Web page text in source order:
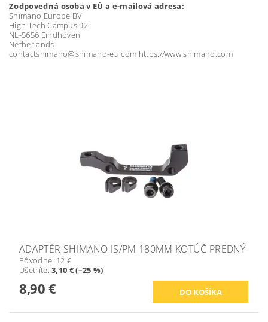
Zodpovedná osoba v EÚ a e-mailová adresa:
Shimano Europe BV
High Tech Campus 92
NL-5656 Eindhoven
Netherlands
contactshimano@shimano-eu.com https://www.shimano.com
ADAPTÉR SHIMANO IS/PM 180MM KOTÚČ PREDNÝ
Pôvodne: 12 €
Ušetríte:3,10 € (–25 %)
8,90 €